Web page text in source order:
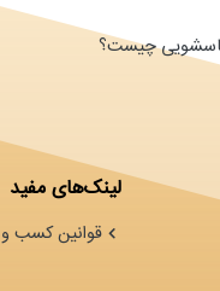
چیست؟
لینک‌های مفید
قوانین کسب و